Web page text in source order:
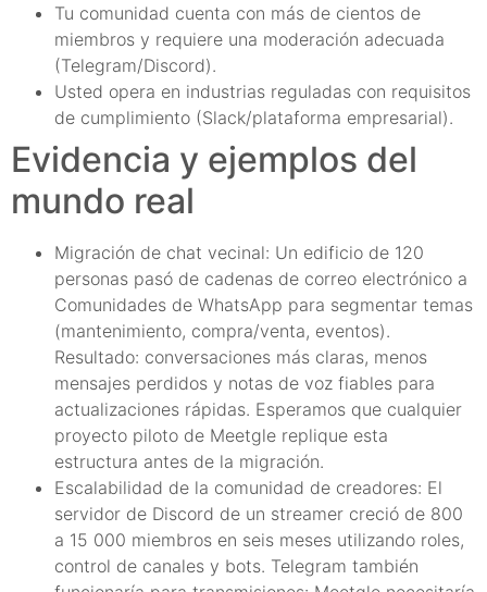
Tu comunidad cuenta con más de cientos de
miembros y requiere una moderación adecuada
(Telegram/Discord).
Usted opera en industrias reguladas con requisitos
de cumplimiento (Slack/plataforma empresarial).
Evidencia y ejemplos del
mundo real
Migración de chat vecinal: Un edificio de 120
personas pasó de cadenas de correo electrónico a
Comunidades de WhatsApp para segmentar temas
(mantenimiento, compra/venta, eventos).
Resultado: conversaciones más claras, menos
mensajes perdidos y notas de voz fiables para
actualizaciones rápidas. Esperamos que cualquier
proyecto piloto de Meetgle replique esta
estructura antes de la migración.
Escalabilidad de la comunidad de creadores: El
servidor de Discord de un streamer creció de 800
a 15 000 miembros en seis meses utilizando roles,
control de canales y bots. Telegram también